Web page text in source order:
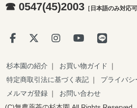
☎ 0547(45)2003 ［日本語のみ対応可
杉本園の紹介 ｜ お買い物ガイド
｜
特定商取引法に基づく表記 ｜ プライバシ
メルマガ登録 ｜
お問い合わせ